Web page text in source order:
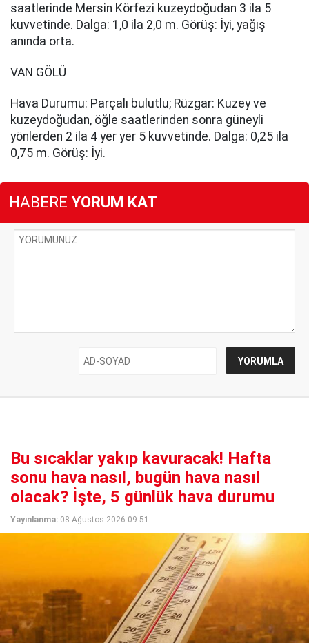
saatlerinde Mersin Körfezi kuzeydoğudan 3 ila 5
kuvvetinde. Dalga: 1,0 ila 2,0 m. Görüş: İyi, yağış
anında orta.
VAN GÖLÜ
Hava Durumu: Parçalı bulutlu; Rüzgar: Kuzey ve
kuzeydoğudan, öğle saatlerinden sonra güneyli
yönlerden 2 ila 4 yer yer 5 kuvvetinde. Dalga: 0,25 ila
0,75 m. Görüş: İyi.
HABERE YORUM KAT
Bu sıcaklar yakıp kavuracak! Hafta
sonu hava nasıl, bugün hava nasıl
olacak? İşte, 5 günlük hava durumu
Yayınlanma: 08 Ağustos 2026 09:51